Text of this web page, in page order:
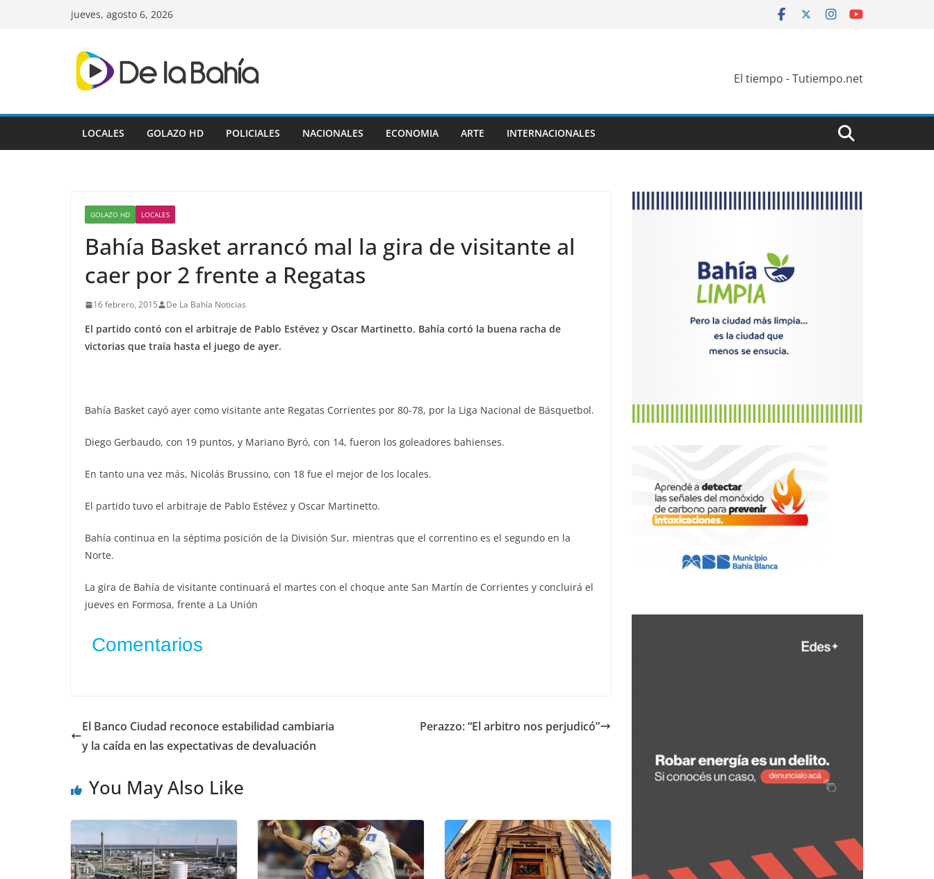
jueves, agosto 6, 2026
El tiempo - Tutiempo.net
LOCALES GOLAZO HD POLICIALES NACIONALES ECONOMIA ARTE INTERNACIONALES
GOLAZO HD LOCALES
Bahía Basket arrancó mal la gira de visitante al
caer por 2 frente a Regatas
16 febrero, 2015 De La Bahía Noticias
El partido contó con el arbitraje de Pablo Estévez y Oscar Martinetto. Bahía cortó la buena racha de
victorias que traía hasta el juego de ayer.
Bahía Basket cayó ayer como visitante ante Regatas Corrientes por 80-78, por la Liga Nacional de Básquetbol.
Diego Gerbaudo, con 19 puntos, y Mariano Byró, con 14, fueron los goleadores bahienses.
En tanto una vez más, Nicolás Brussino, con 18 fue el mejor de los locales.
El partido tuvo el arbitraje de Pablo Estévez y Oscar Martinetto.
Bahía continua en la séptima posición de la División Sur, mientras que el correntino es el segundo en la
Norte.
La gira de Bahía de visitante continuará el martes con el choque ante San Martín de Corrientes y concluirá el
jueves en Formosa, frente a La Unión
Comentarios
El Banco Ciudad reconoce estabilidad cambiaria
y la caída en las expectativas de devaluación
Perazzo: “El arbitro nos perjudicó”
You May Also Like